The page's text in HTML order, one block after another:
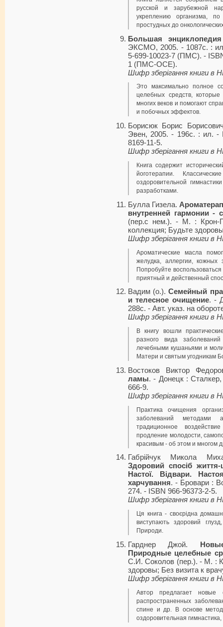
русской и зарубежной
укреплению организма,
простудных до
Большая
ЭКСМО, 2005. - 1087с. :
5-699-10023-7 (ПМС). -
1 (ПМС-ОСЕ).
Шифр зберігання книги в
Это максимально полное
целебных средств,
многих веков и помогают
и побочных эффектов.
Борисюк Борис
Эвен, 2005. - 196с. : ил. -
8169-11-5.
Шифр зберігання книги в
Книга содержит
йоготерапии.
оздоровительной
разработками.
Булла Гизела.
внутренней гармонии -
(пер.с нем.). - М. : Крон-
коллекция; Будьте
Шифр зберігання книги в
Ароматические масла
желудка, аллергии, кожных
Попробуйте
приятный и действенный
Вадим (о.).Семейный
и телесное очищение. -
288с. - Авт. указ. на
Шифр зберігання книги в
В книгу вошли
разного вида
лечебными кушаньями и
Матери и святым угодникам
Востоков Виктор
ламы. - Донецк :
666-9.
Шифр зберігання книги в
Практика очищения
заболеваний методами
традиционное
продление молодости,
красивым - об этом и многом
Габрійчук Микола
Здоровий спосіб
Настої. Відвари.
харчування. - Бровари :
274. - ISBN 966-96373-2-5.
Шифр зберігання книги в
Ця книга - своєрідна
виступають здоровий
Природи.
Гарднер Джой.
Природные целебные
С.И. Соколов (пер.). - М. :
здоровы; Без визита к
Шифр зберігання книги в
Автор предлагает новые
распространенных
спине и др. В основе
оздоровительная